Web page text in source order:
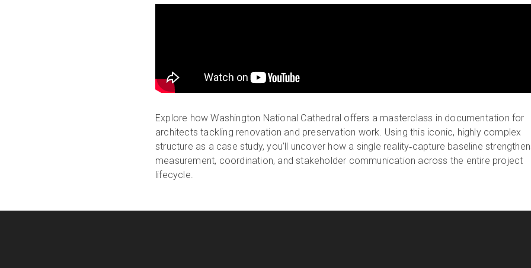
Explore how Washington National Cathedral offers a masterclass in documentation for
architects tackling renovation and preservation work. Using this iconic, highly complex
structure as a case study, you’ll uncover how a single reality‑capture baseline
measurement, coordination, and stakeholder communication across the entire project
lifecycle.